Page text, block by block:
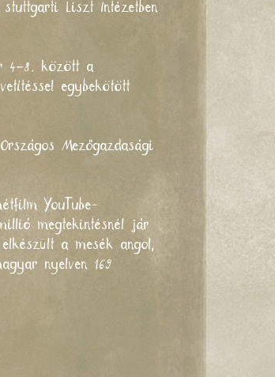
Liszt Intézetben
4–8. között a
egybekötött
Mezőgazdasági
YouTube-
megtekintésnél jár
a mesék angol,
nyelven 169